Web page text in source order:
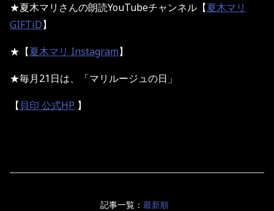
★夏木マリさんの朗読YouTubeチャンネル【夏木マリ
GIFTiD】
★【夏木マリ Instagram】
★毎月21日は、「マリルージュの日」
【 貝印 公式HP 】
記事一覧： 最新順